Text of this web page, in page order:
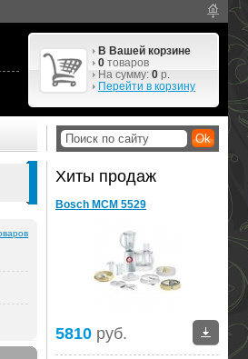
В Вашей корзине
0 товаров
На сумму: 0 р.
Перейти в корзину
Хиты продаж
Bosch MCM 5529
5810 руб.